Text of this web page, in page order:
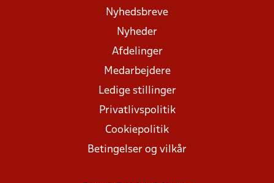
Nyhedsbreve
Nyheder
Afdelinger
Medarbejdere
Ledige stillinger
Privatlivspolitik
Cookiepolitik
Betingelser og vilkår